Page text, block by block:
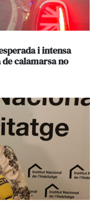
i intensa
calamarsa no